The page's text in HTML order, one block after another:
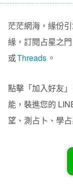
茫茫網海，緣份
緣，訂閱占星之門
或Threads 。
點擊「加入好友
能，裝進您的
望、測占卜、學